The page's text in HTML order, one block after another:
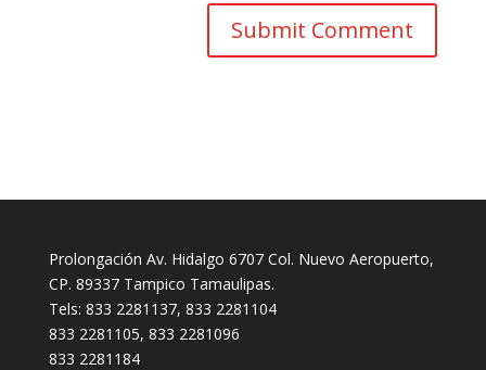
Prolongación Av. Hidalgo 6707 Col. Nuevo Aeropuerto,
CP. 89337 Tampico Tamaulipas.
Tels: 833 2281137, 833 2281104
833 2281105, 833 2281096
833 2281184